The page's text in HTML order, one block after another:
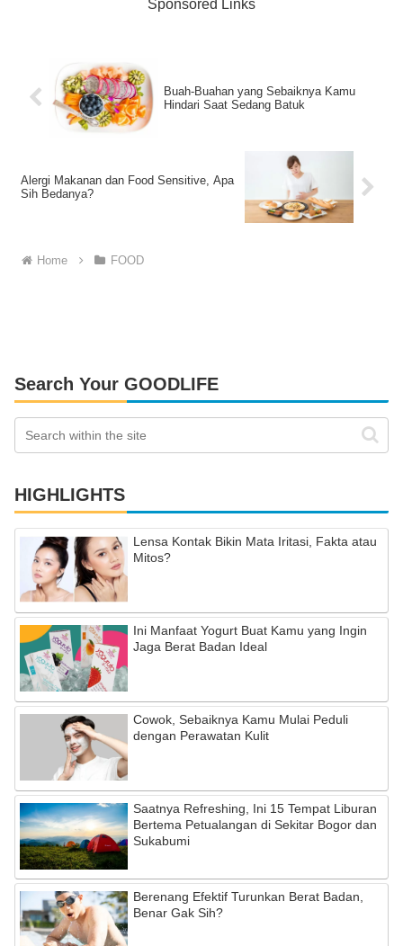
Sponsored Links
Buah-Buahan yang Sebaiknya Kamu
Hindari Saat Sedang Batuk
Alergi Makanan dan Food Sensitive, Apa
Sih Bedanya?
Home FOOD
Search Your GOODLIFE
HIGHLIGHTS
Lensa Kontak Bikin Mata Iritasi, Fakta atau
Mitos?
Ini Manfaat Yogurt Buat Kamu yang Ingin
Jaga Berat Badan Ideal
Cowok, Sebaiknya Kamu Mulai Peduli
dengan Perawatan Kulit
Saatnya Refreshing, Ini 15 Tempat Liburan
Bertema Petualangan di Sekitar Bogor dan
Sukabumi
Berenang Efektif Turunkan Berat Badan,
Benar Gak Sih?